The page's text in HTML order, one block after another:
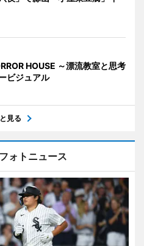
HOUSE ～漂流教室と思考
ビジュアル
見る
ォトニュース